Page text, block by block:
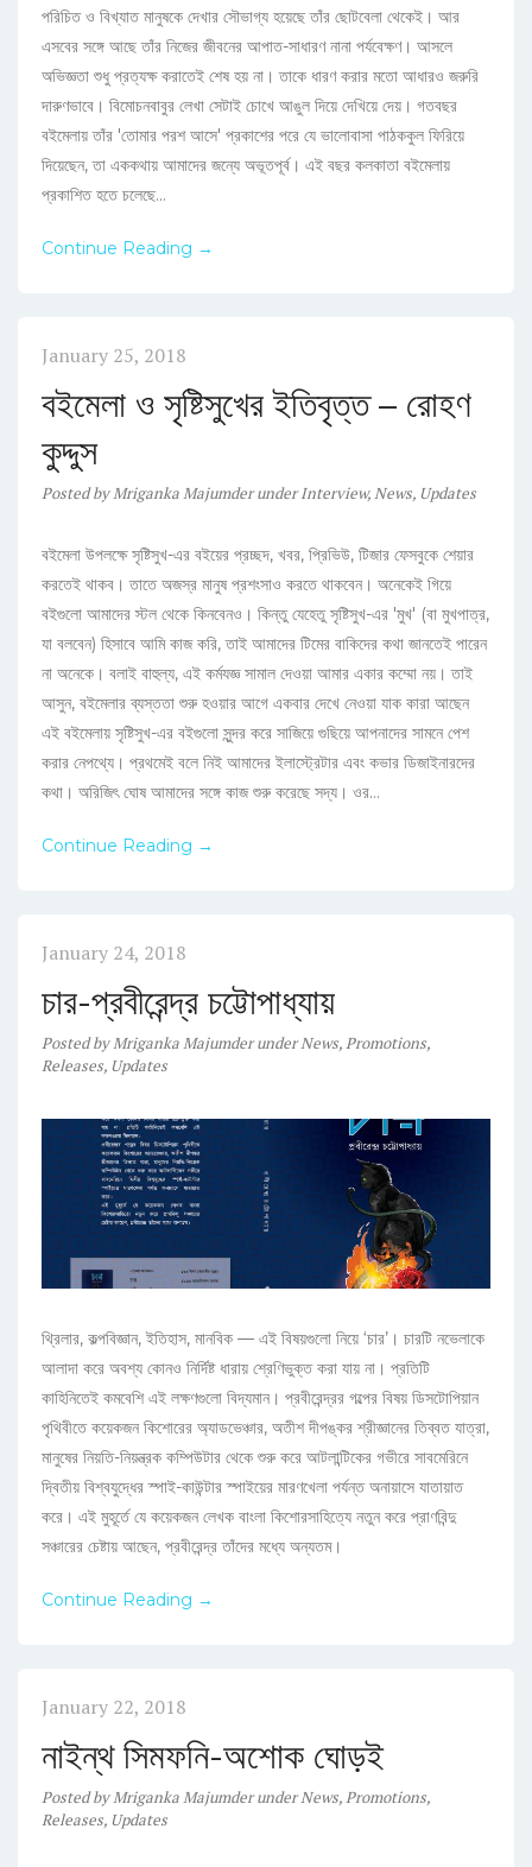
পরিচিত ও বিখ্যাত মানুষকে দেখার সৌভাগ্য হয়েছে তাঁর ছোটবেলা থেকেই। আর
এসবের সঙ্গে আছে তাঁর নিজের জীবনের আপাত-সাধারণ নানা পর্যবেক্ষণ। আসলে
অভিজ্ঞতা শুধু প্রত্যক্ষ করাতেই শেষ হয় না। তাকে ধারণ করার মতো আধারও জরুরি
দারুণভাবে। বিমোচনবাবুর লেখা সেটাই চোখে আঙুল দিয়ে দেখিয়ে দেয়। গতবছর
বইমেলায় তাঁর 'তোমার পরশ আসে' প্রকাশের পরে যে ভালোবাসা পাঠককুল ফিরিয়ে
দিয়েছেন, তা এককথায় আমাদের জন্যে অভূতপূর্ব। এই বছর কলকাতা বইমেলায়
প্রকাশিত হতে চলেছে...
Continue Reading →
January 25, 2018
বইমেলা ও সৃষ্টিসুখের ইতিবৃত্ত – রোহণ
কুদ্দুস
PostedbyMriganka Majumder underInterview,News, Updates
বইমেলা উপলক্ষে সৃষ্টিসুখ-এর বইয়ের প্রচ্ছদ, খবর, প্রিভিউ, টিজার ফেসবুকে শেয়ার
করতেই থাকব। তাতে অজস্র মানুষ প্রশংসাও করতে থাকবেন। অনেকেই গিয়ে
বইগুলো আমাদের স্টল থেকে কিনবেনও। কিন্তু যেহেতু সৃষ্টিসুখ-এর 'মুখ' (বা মুখপাত্র,
যা বলবেন) হিসাবে আমি কাজ করি, তাই আমাদের টিমের বাকিদের কথা জানতেই পারেন
না অনেকে। বলাই বাহুল্য, এই কর্মযজ্ঞ সামাল দেওয়া আমার একার কম্মো নয়। তাই
আসুন, বইমেলার ব্যস্ততা শুরু হওয়ার আগে একবার দেখে নেওয়া যাক কারা আছেন
এই বইমেলায় সৃষ্টিসুখ-এর বইগুলো সুন্দর করে সাজিয়ে গুছিয়ে আপনাদের সামনে পেশ
করার নেপথ্যে। প্রথমেই বলে নিই আমাদের ইলাস্ট্রেটার এবং কভার ডিজাইনারদের
কথা। অরিজিৎ ঘোষ আমাদের সঙ্গে কাজ শুরু করেছে সদ্য। ওর...
Continue Reading →
January 24, 2018
চার-প্রবীরেন্দ্র চট্টোপাধ্যায়
PostedbyMriganka Majumder underNews,Promotions,
Releases, Updates
থ্রিলার, কল্পবিজ্ঞান, ইতিহাস, মানবিক — এই বিষয়গুলো নিয়ে ‘চার’। চারটি নভেলাকে
আলাদা করে অবশ্য কোনও নির্দিষ্ট ধারায় শ্রেণিভুক্ত করা যায় না। প্রতিটি
কাহিনিতেই কমবেশি এই লক্ষণগুলো বিদ্যমান। প্রবীরেন্দ্রর গল্পের বিষয় ডিসটোপিয়ান
পৃথিবীতে কয়েকজন কিশোরের অ্যাডভেঞ্চার, অতীশ দীপঙ্কর শ্রীজ্ঞানের তিব্বত যাত্রা,
মানুষের নিয়তি-নিয়ন্ত্রক কম্পিউটার থেকে শুরু করে আটলান্টিকের গভীরে সাবমেরিনে
দ্বিতীয় বিশ্বযুদ্ধের স্পাই-কাউন্টার স্পাইয়ের মারণখেলা পর্যন্ত অনায়াসে যাতায়াত
করে। এই মুহূর্তে যে কয়েকজন লেখক বাংলা কিশোরসাহিত্যে নতুন করে প্রাণবিন্দু
সঞ্চারের চেষ্টায় আছেন, প্রবীরেন্দ্র তাঁদের মধ্যে অন্যতম।
Continue Reading →
January 22, 2018
নাইন্থ সিমফনি-অশোক ঘোড়ই
PostedbyMriganka Majumder underNews,Promotions,
Releases, Updates